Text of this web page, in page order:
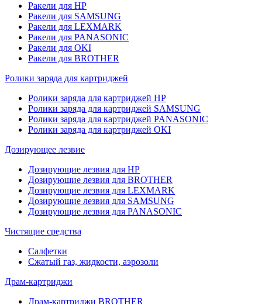
Ракели для HP
Ракели для SAMSUNG
Ракели для LEXMARK
Ракели для PANASONIC
Ракели для OKI
Ракели для BROTHER
Ролики заряда для картриджей
Ролики заряда для картриджей HP
Ролики заряда для картриджей SAMSUNG
Ролики заряда для картриджей PANASONIC
Ролики заряда для картриджей OKI
Дозирующее лезвие
Дозирующие лезвия для HP
Дозирующие лезвия для BROTHER
Дозирующие лезвия для LEXMARK
Дозирующие лезвия для SAMSUNG
Дозирующие лезвия для PANASONIC
Чистящие средства
Салфетки
Сжатый газ, жидкости, аэрозоли
Драм-картриджи
Драм-картриджи BROTHER